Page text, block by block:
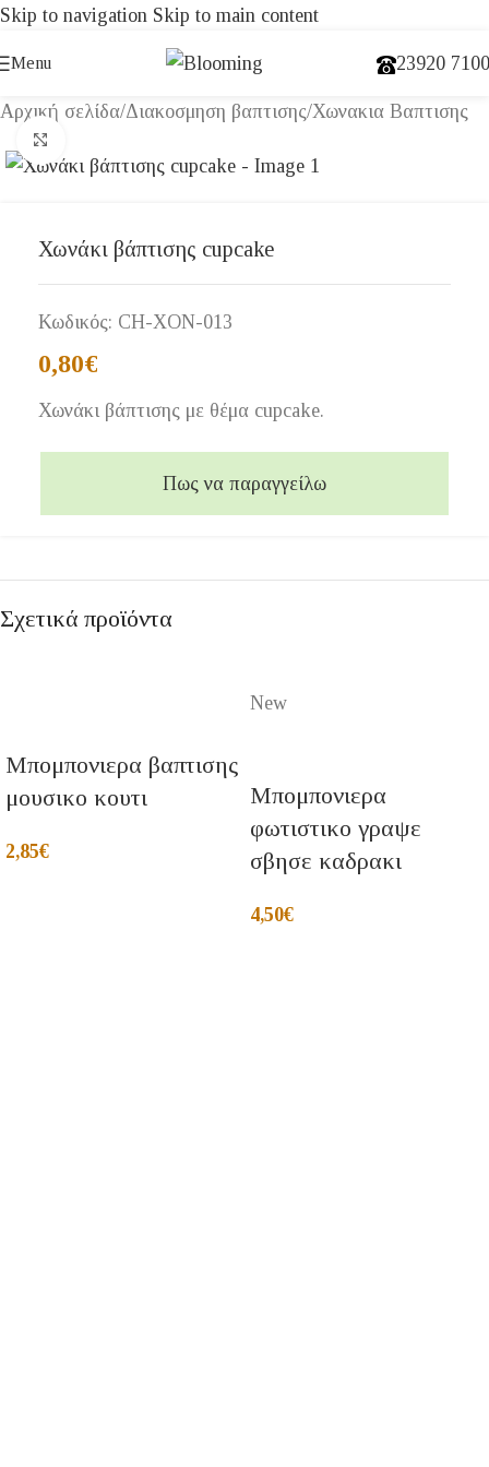
Skip to navigation Skip to main content
Menu 23920
Αρχική σελίδα/Διακοσμηση βαπτισης/Χωνακια Βαπτισης
Χωνάκι βάπτισης cupcake
Κωδικός: CH-XON-013
0,80€
Χωνάκι βάπτισης με θέμα cupcake.
Πως να παραγγείλω
Σχετικά προϊόντα
Μπομπονιερα βαπτισης
μουσικο κουτι
2,85€
New
Μπομπονιερα
φωτιστικο γραψε
σβησε καδρακι
4,50€